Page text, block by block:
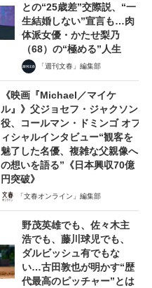
との“25歳差”交際説、“一
生結婚しない”宣言も…肉
体派女優・かたせ梨乃
（68）の“極める”人生
「週刊文春」編集部
《映画『Michael／マイケ
ル』》父ジョセフ・ジャクソン
役、コールマン・ドミンゴ オフ
ィシャルインタビュー“観客を
魅了した名優、複雑な父親像へ
の想いを語る”《日本興収70億
円突破》
「文春オンライン」編集部
野茂英雄でも、佐々木主
浩でも、藤川球児でも、
ダルビッシュ有でもな
い…古田敦也が明かす“歴
代最高のピッチャー”とは